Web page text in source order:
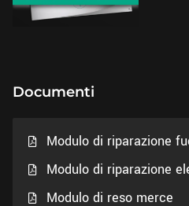
Documenti
Modulo di riparazione
Modulo di riparazione
Modulo di reso merce